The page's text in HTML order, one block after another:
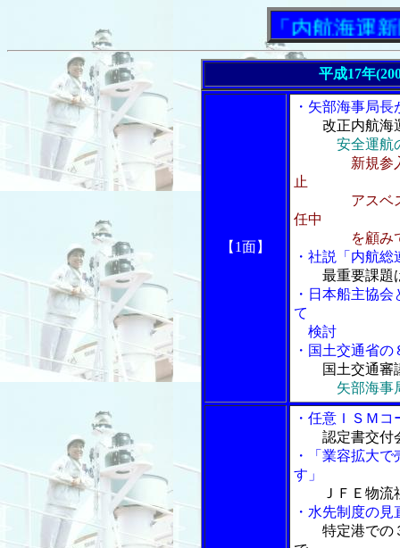
「内航海運新聞」
平成17年
【1面】
・矢部海事局
改正内航海
安全運航
新規参
止
アスベスト
任中
を顧み
・社説「内航
最重要課題
・日本船主協
て
検討
・国土交通省
国土交通審
矢部海事
・任意ＩＳＭ
認定書交付
・「業容拡大
す」
ＪＦＥ物
・水先制度の
特定港での